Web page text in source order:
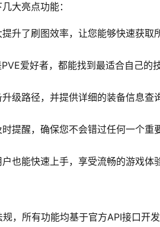
大亮点功能：
升了刷图效率，让您能够快速获取
爱好者，都能找到最适合自己的
级路径，并提供详细的装备信息查
提醒，确保您不会错过任何一个重
也能快速上手，享受流畅的游戏体验
，所有功能均基于官方API接口开发